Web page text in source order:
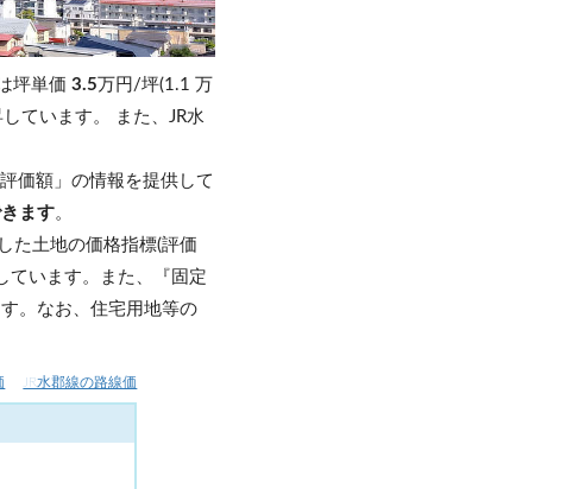
坪単価3.5 万円/坪(1.1 万
ています。
また、JR水
価額」の情報を提供して
ます。
た土地の価格指標(評価
ています。また、『固定
。なお、住宅用地等の
JR水郡線の路線価